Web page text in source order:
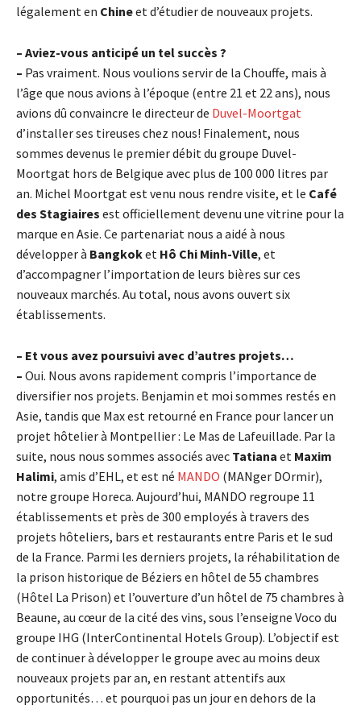
légalement en Chineet d’étudier de nouveaux projets.
– Aviez-vous anticipé un tel succès ?
– Pas vraiment. Nous voulions servir de la Chouffe, mais à
l’âge que nous avions à l’époque (entre 21 et 22 ans), nous
avions dû convaincre le directeur de Duvel-Moortgat
d’installer ses tireuses chez nous! Finalement, nous
sommes devenus le premier débit du groupe Duvel-
Moortgat hors de Belgique avec plus de 100 000 litres par
an. Michel Moortgat est venu nous rendre visite, et le Café
des Stagiaires est officiellement devenu une vitrine pour la
marque en Asie. Ce partenariat nous a aidé à nous
développer à Bangkoket Hô Chi Minh-Ville, et
d’accompagner l’importation de leurs bières sur ces
nouveaux marchés. Au total, nous avons ouvert six
établissements.
– Et vous avez poursuivi avec d’autres projets…
– Oui. Nous avons rapidement compris l’importance de
diversifier nos projets. Benjamin et moi sommes restés en
Asie, tandis que Max est retourné en France pour lancer un
projet hôtelier à Montpellier : Le Mas de Lafeuillade. Par la
suite, nous nous sommes associés avec Tatiana et Maxim
Halimi, amis d’EHL, et est né MANDO (MANger DOrmir),
notre groupe Horeca. Aujourd’hui, MANDO regroupe 11
établissements et près de 300 employés à travers des
projets hôteliers, bars et restaurants entre Paris et le sud
de la France. Parmi les derniers projets, la réhabilitation de
la prison historique de Béziers en hôtel de 55 chambres
(Hôtel La Prison) et l’ouverture d’un hôtel de 75 chambres à
Beaune, au cœur de la cité des vins, sous l’enseigne Voco du
groupe IHG (InterContinental Hotels Group). L’objectif est
de continuer à développer le groupe avec au moins deux
nouveaux projets par an, en restant attentifs aux
opportunités… et pourquoi pas un jour en dehors de la